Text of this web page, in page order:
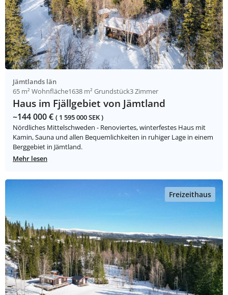
Jämtlands län
65 m² Wohnfläche1638 m² Grundstück3 Zimmer
Haus im Fjällgebiet von Jämtland
~144 000 € ( 1 595 000 SEK )
Nördliches Mittelschweden - Renoviertes, winterfestes Haus mit
Kamin, Sauna und allen Bequemlichkeiten in ruhiger Lage in einem
Berggebiet in Jämtland.
Mehr lesen
Freizeithaus